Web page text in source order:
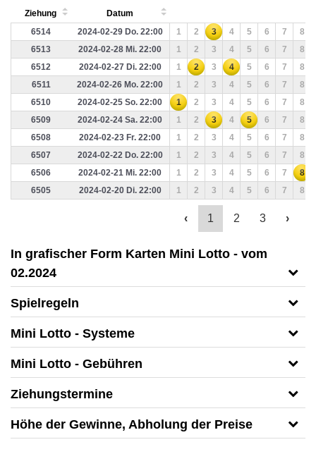
Ziehung
Datum
6514
2024-02-29 Do. 22:00 1 2 3 4 5 6 7
8
6513
2024-02-28 Mi. 22:00 1 2 3 4 5 6 7
8
6512
2024-02-27 Di. 22:00 1 2 3 4 5 6 7
8
6511
2024-02-26 Mo. 22:00 1 2 3 4 5 6 7
8
6510
2024-02-25 So. 22:00 1 2 3 4 5 6 7
8
6509
2024-02-24 Sa. 22:00 1 2 3 4 5 6 7
8
6508
2024-02-23 Fr. 22:00 1 2 3 4 5 6 7
8
6507
2024-02-22 Do. 22:00 1 2 3 4 5 6 7
8
6506
2024-02-21 Mi. 22:00 1 2 3 4 5 6 7
8
6505
2024-02-20 Di. 22:00 1 2 3 4 5 6 7 8
‹ 1 2 3 ›
In grafischer Form Karten Mini Lotto - vom
02.2024
Spielregeln
Mini Lotto - Systeme
Mini Lotto - Gebühren
Ziehungstermine
Höhe der Gewinne, Abholung der Preise